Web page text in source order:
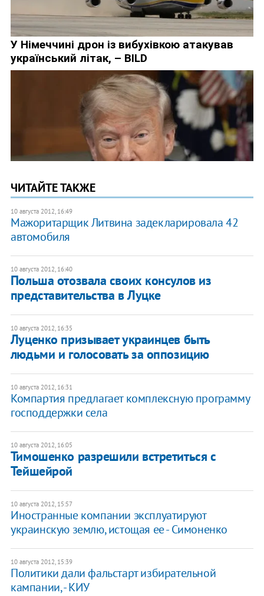
ЧИТАЙТЕ ТАКЖЕ
10 августа 2012, 16:49
Мажоритарщик Литвина задекларировала 42
автомобиля
10 августа 2012, 16:40
Польша отозвала своих консулов из
представительства в Луцке
10 августа 2012, 16:35
Луценко призывает украинцев быть
людьми и голосовать за оппозицию
10 августа 2012, 16:31
Компартия предлагает комплексную программу
господдержки села
10 августа 2012, 16:05
Тимошенко разрешили встретиться с
Тейшейрой
10 августа 2012, 15:57
Иностранные компании эксплуатируют
украинскую землю, истощая ее - Симоненко
10 августа 2012, 15:39
Политики дали фальстарт избирательной
кампании, - КИУ